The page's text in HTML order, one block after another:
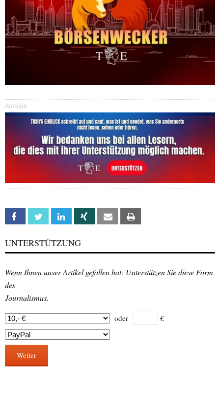
Anzeige
Facebook Twitter Linkedin Xing Email
UNTERSTÜTZUNG
Wenn Ihnen unser Artikel gefallen hat: Unterstützen Sie diese Form
des
Journalismus.
oder €
Weiter